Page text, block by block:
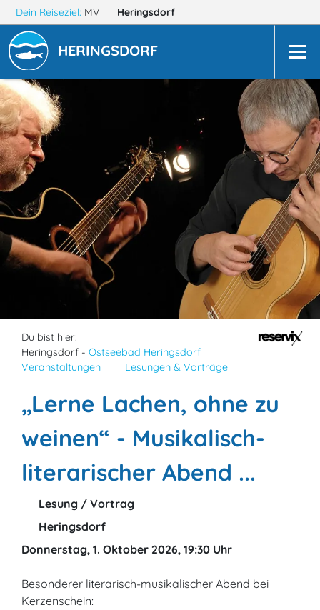
Dein Reiseziel: MV Heringsdorf
HERINGSDORF
Du bist hier:
Heringsdorf - Ostseebad Heringsdorf
Veranstaltungen
Lesungen & Vorträge
„Lerne Lachen, ohne zu
weinen“ - Musikalisch-
literarischer Abend ...
Lesung / Vortrag
Heringsdorf
Donnerstag, 1. Oktober 2026, 19:30 Uhr
Besonderer literarisch-musikalischer Abend bei
Kerzenschein: